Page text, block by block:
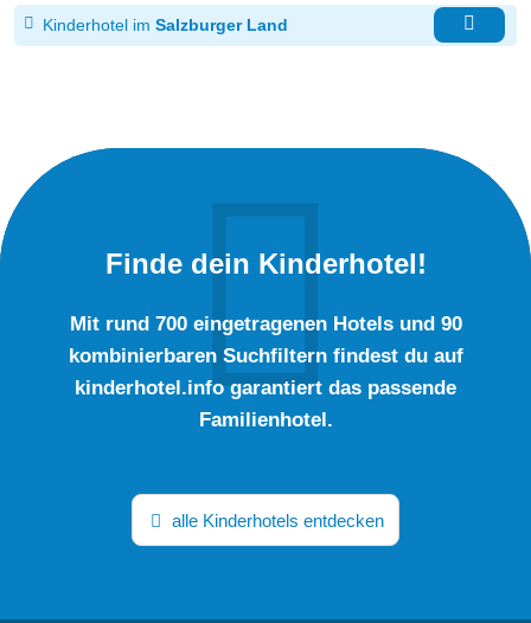
Kinderhotel im Salzburger Land
Finde dein Kinderhotel!
Mit rund 700 eingetragenen Hotels und 90
kombinierbaren Suchfiltern findest du auf
kinderhotel.info garantiert das passende
Familienhotel.
alle Kinderhotels entdecken